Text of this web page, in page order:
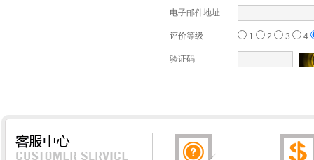
电子邮件地址
评价等级 1 2 3 4
验证码